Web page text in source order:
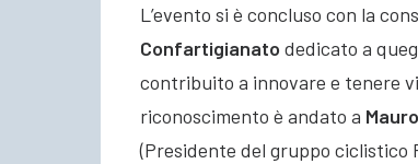
L’evento si è concluso con la
Confartigianato dedicato a
contribuito a innovare e tenere
riconoscimento è andato a
(Presidente del gruppo ciclistico